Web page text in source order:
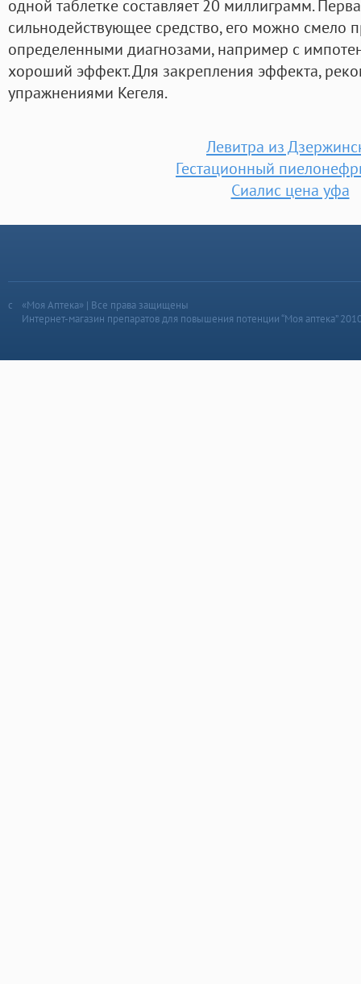
одной таблетке составляет 20 миллиграмм.
сильнодействующее средство, его можно смело
определенными диагнозами, например с
хороший эффект. Для закрепления эффекта,
упражнениями Кегеля.
Левитра из
Гестационный
Сиалис цена уфа
«Моя Аптека» | Все права защищены
Интернет-магазин препаратов для повышения потенции “Моя аптека”